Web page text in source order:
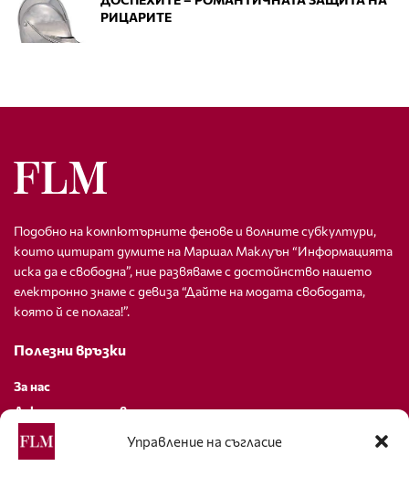
Управление на съгласие
РИЦАРИТЕ
Подобно на компютърните фенове и волните субкултури,
които цитират думите на Маршал Маклуън “Информацията
иска да е свободна”, ние развяваме с достойнство нашето
електронно знаме с девиза “Дайте на модата свободата,
която й се полага!”.
Полезни връзки
За нас
Декларация за поверителност
Политика за бисквитки